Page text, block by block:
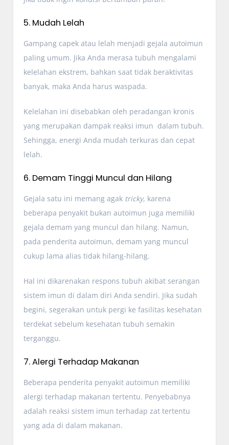
5. Mudah Lelah
Gampang capek atau lelah menjadi gejala autoimun
paling umum. Jika Anda merasa tubuh mengalami
kelelahan ekstrem, bahkan saat tidak beraktivitas
banyak, maka Anda harus waspada.
Kelelahan ini disebabkan oleh peradangan kronis
yang merupakan dampak reaksi imun dalam tubuh.
Sehingga, energi Anda mudah terkuras dan cepat
lelah.
6. Demam Tinggi Muncul dan Hilang
Gejala satu ini memang agak tricky, karena
beberapa penyakit bukan autoimun juga memiliki
gejala demam yang muncul dan hilang. Namun,
pada penderita autoimun, demam yang muncul
cukup lama alias tidak hilang-hilang.
Hal ini dikarenakan respons tubuh akibat serangan
sistem imun di dalam diri Anda sendiri. Jika sudah
begini, segerakan untuk pergi ke fasilitas kesehatan
terdekat sebelum kesehatan tubuh semakin
terganggu.
7. Alergi Terhadap Makanan
Beberapa penderita penyakit autoimun memiliki
alergi terhadap makanan tertentu. Penyebabnya
adalah reaksi sistem imun terhadap zat tertentu
yang ada di dalam makanan.